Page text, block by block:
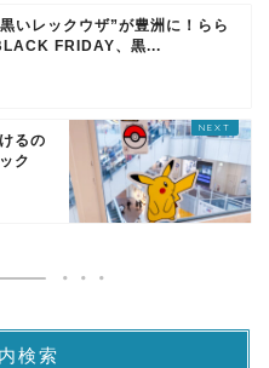
いレックウザ”が豊洲に！らら
FRIDAY、黒...
るの
ク
検索